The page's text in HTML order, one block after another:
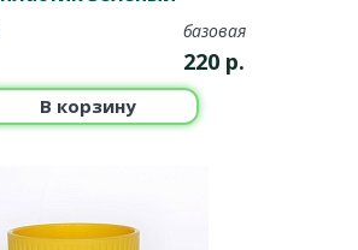
базовая
220 р.
В корзину